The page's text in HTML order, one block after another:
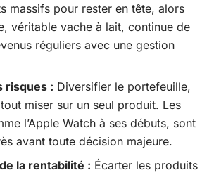
massifs pour rester en tête, alors
véritable vache à lait, continue de
réguliers avec une gestion
risques : Diversifier le portefeuille,
miser sur un seul produit. Les
l’Apple Watch à ses débuts, sont
avant toute décision majeure.
la rentabilité : Écarter les produits